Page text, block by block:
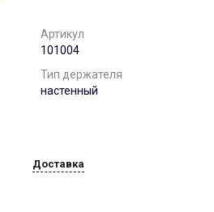
Артикул
101004
Тип держателя
настенный
Доставка